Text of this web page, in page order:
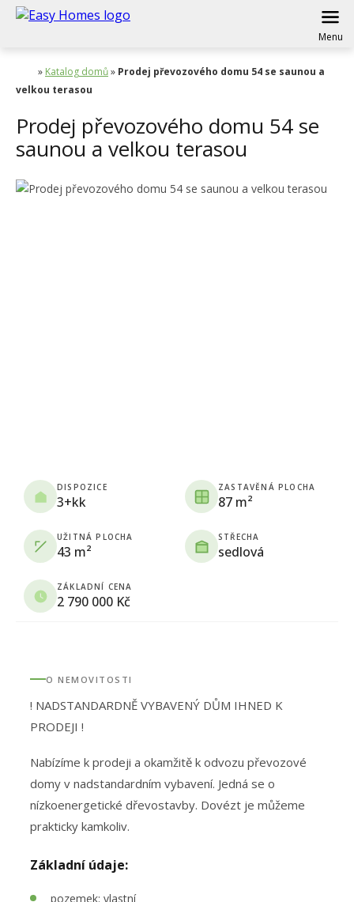
Menu
» Katalog domů» Prodej převozového domu 54 se saunou a
velkou terasou
Prodej převozového domu 54 se
saunou a velkou terasou
DISPOZICE
3+kk
ZASTAVĚNÁ PLOCHA
87 m²
UŽITNÁ PLOCHA
43 m²
STŘECHA
sedlová
ZÁKLADNÍ CENA
2 790 000 Kč
O NEMOVITOSTI
! NADSTANDARDNĚ VYBAVENÝ DŮM IHNED K
PRODEJI !
Nabízíme k prodeji a okamžitě k odvozu převozové
domy v nadstandardním vybavení. Jedná se o
nízkoenergetické dřevostavby. Dovézt je můžeme
prakticky kamkoliv.
Základní údaje:
pozemek: vlastní